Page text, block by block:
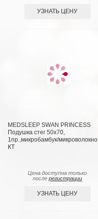
УЗНАТЬ ЦЕНУ
MEDSLEEP SWAN PRINCESS
Подушка стег 50х70,
1пр.,микробамбук/микроволокно,
КТ
Цена доступна только
послерегистрации
УЗНАТЬ ЦЕНУ